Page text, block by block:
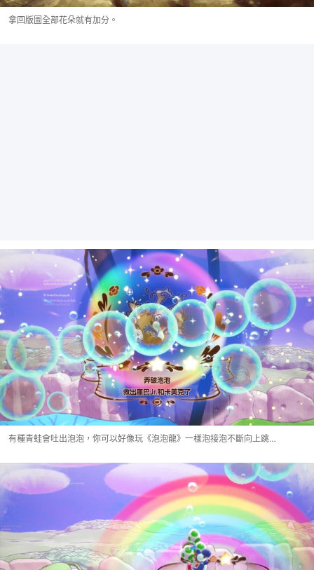
拿回版圖全部花朵就有加分。
有種青蛙會吐出泡泡，你可以好像玩《泡泡龍》一樣泡接泡不斷向上跳…